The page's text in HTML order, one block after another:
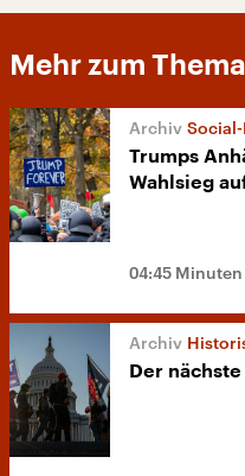
Mehr zum Thema
Trumps
Wahlsieg
04:45 Minuten
Der